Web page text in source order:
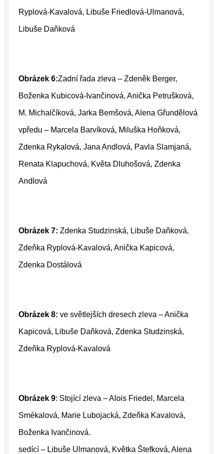
Ryplová-Kavalová, Libuše Friedlová-Ulmanová,
Libuše Daňková
Obrázek 6:Zadní řada zleva – Zdeněk Berger,
Boženka Kubicová-Ivančinová, Anička Petrušková,
M. Michalčíková, Jarka Bemšová, Alena Gřundělová
vpředu – Marcela Barvíková, Miluška Hoňková,
Zdenka Rykalová, Jana Andlová, Pavla Slamjaná,
Renata Klapuchová, Květa Dluhošová, Zdenka
Andlová
Obrázek 7: Zdenka Studzinská, Libuše Daňková,
Zdeňka Ryplová-Kavalová, Anička Kapicová,
Zdenka Dostálová
Obrázek 8: ve světlejších dresech zleva – Anička
Kapicová, Libuše Daňková, Zdenka Studzinská,
Zdeňka Ryplová-Kavalová
Obrázek 9: Stojící zleva – Alois Friedel, Marcela
Smékalová, Marie Lubojacká, Zdeňka Kavalová,
Boženka Ivančinová.
sedící – Libuše Ulmanová, Květka Štefková, Alena